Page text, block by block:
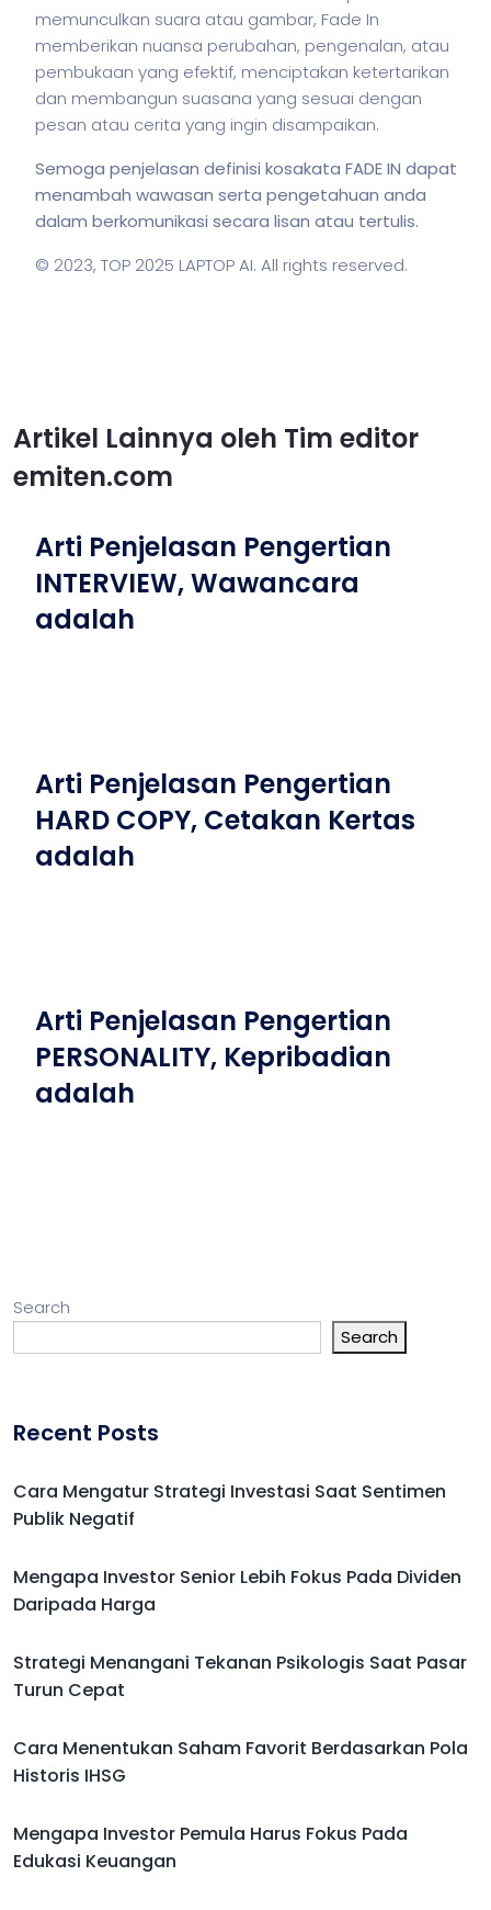
memunculkan suara atau gambar, Fade In
memberikan nuansa perubahan, pengenalan, atau
pembukaan yang efektif, menciptakan ketertarikan
dan membangun suasana yang sesuai dengan
pesan atau cerita yang ingin disampaikan.
Semoga penjelasan definisi kosakata FADE IN dapat
menambah wawasan serta pengetahuan anda
dalam berkomunikasi secara lisan atau tertulis.
© 2023, TOP 2025 LAPTOP AI. All rights reserved.
Artikel Lainnya oleh Tim editor
emiten.com
Arti Penjelasan Pengertian
INTERVIEW, Wawancara
adalah
Arti Penjelasan Pengertian
HARD COPY, Cetakan Kertas
adalah
Arti Penjelasan Pengertian
PERSONALITY, Kepribadian
adalah
Search
Search
Recent Posts
Cara Mengatur Strategi Investasi Saat Sentimen
Publik Negatif
Mengapa Investor Senior Lebih Fokus Pada Dividen
Daripada Harga
Strategi Menangani Tekanan Psikologis Saat Pasar
Turun Cepat
Cara Menentukan Saham Favorit Berdasarkan Pola
Historis IHSG
Mengapa Investor Pemula Harus Fokus Pada
Edukasi Keuangan